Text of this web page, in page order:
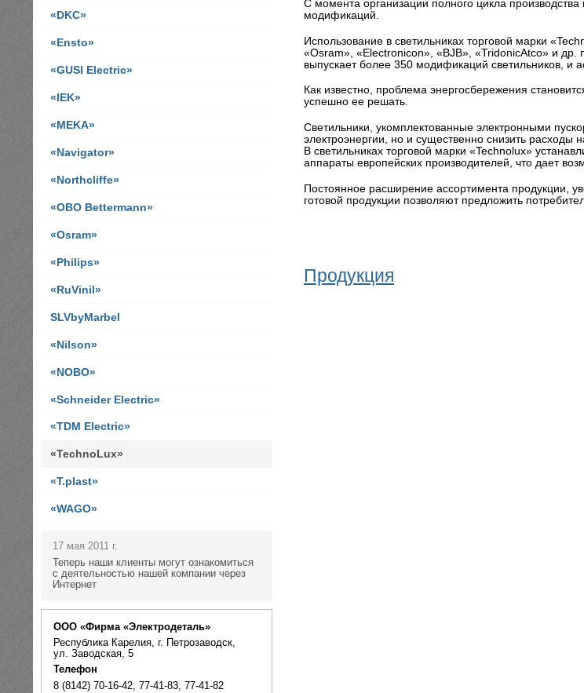
«DKC»
«Ensto»
«GUSI Electric»
«IEK»
«MEKA»
«Navigator»
«Northcliffe»
«OBO Bettermann»
«Osram»
«Philips»
«RuVinil»
SLVbyMarbel
«Nilson»
«NOBO»
«Schneider Electric»
«TDM Electric»
«TechnoLux»
«T.plast»
«WAGO»
17 мая 2011 г.
Теперь наши клиенты могут ознакомиться
с деятельностью нашей компании через
Интернет
ООО «Фирма «Электродеталь»
Республика Карелия, г. Петрозаводск,
ул. Заводская, 5
Телефон
8 (8142) 70-16-42, 77-41-83, 77-41-82
С момента организации полного цикла
модификаций.
Использование в светильниках торговой марки
«Osram», «Electronicon», «BJB», «TridonicAtco» и др.
выпускает более 350 модификаций светильников, и
Как известно, проблема энергосбережения
успешно ее решать.
Светильники, укомплектованные электронными
электроэнергии, но и существенно снизить
В светильниках торговой марки «Technolux»
аппараты европейских производителей, что дает
Постоянное расширение ассортимента продукции,
готовой продукции позволяют предложить
Продукция